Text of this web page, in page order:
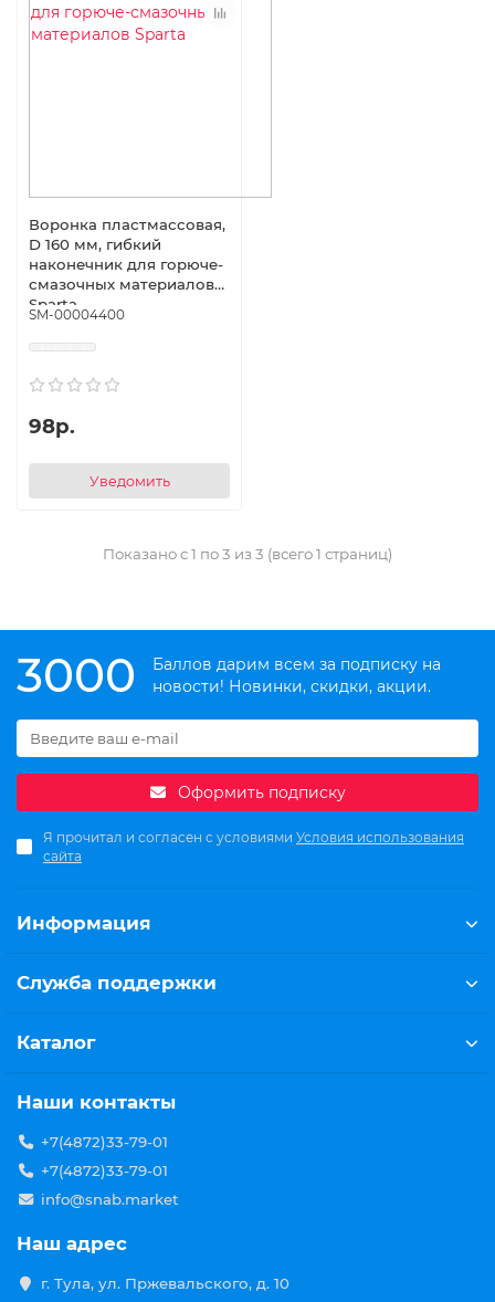
Воронка пластмассовая,
D 160 мм, гибкий
наконечник для горюче-
смазочных материалов
Sparta
SM-00004400
98р.
Уведомить
Показано с 1 по 3 из 3 (всего 1 страниц)
3000
Баллов дарим всем за подписку на
новости! Новинки, скидки, акции.
Оформить подписку
Я прочитал и согласен с условиями Условия использования
сайта
Информация
Служба поддержки
Каталог
Наши контакты
+7(4872)33-79-01
+7(4872)33-79-01
info@snab.market
Наш адрес
г. Тула, ул. Пржевальского, д. 10